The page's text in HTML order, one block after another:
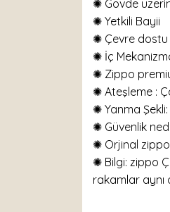
✺ Gövde
✺ Yetkili Bayii
✺ Çevre
✺ İç
✺ Zippo
✺ Ateşleme :
✺ Yanma
✺ Güvenlik
✺ Orjinal zippo
✺ Bilgi: zippo
rakamlar aynı